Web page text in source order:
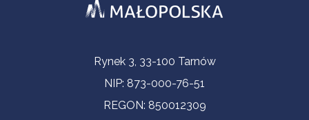
Informacje kontaktoweRynek 3, 33-100 Tarnów
NIP: 873-000-76-51
REGON: 850012309